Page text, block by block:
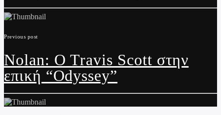
Previous post
Nolan: Ο Travis Scott στην
επική “Odyssey”